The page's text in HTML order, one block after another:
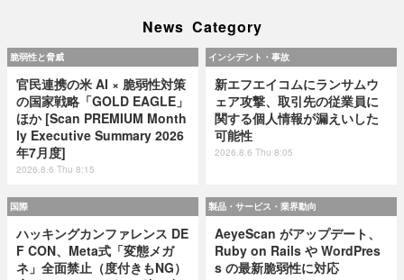
News Category
脆弱性と脅威
官民連携の米 AI × 脆弱性対策
の国家戦略「GOLD EAGLE」
ほか [Scan PREMIUM Month
ly Executive Summary 2026
年7月度]
2026.8.6 Thu 8:15
インシデント・事故
新エフエイコムにランサムウ
ェア攻撃、取引先の従業員に
関する個人情報が漏えいした
可能性
2026.8.6 Thu 8:05
国際
ハッキングカンファレンス DE
F CON、Meta式「変態メガ
ネ」全面禁止（度付きもNG）
製品・サービス・業界動向
AeyeScan がアップデート、
Ruby on Rails や WordPres
s の最新脆弱性に対応